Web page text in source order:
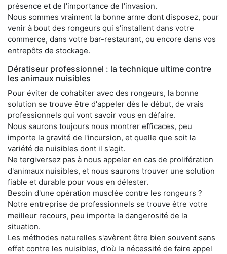
présence et de l'importance de l'invasion.
Nous sommes vraiment la bonne arme dont disposez, pour
venir à bout des rongeurs qui s'installent dans votre
commerce, dans votre bar-restaurant, ou encore dans vos
entrepôts de stockage.
Dératiseur professionnel : la technique ultime contre
les animaux nuisibles
Pour éviter de cohabiter avec des rongeurs, la bonne
solution se trouve être d'appeler dès le début, de vrais
professionnels qui vont savoir vous en défaire.
Nous saurons toujours nous montrer efficaces, peu
importe la gravité de l'incursion, et quelle que soit la
variété de nuisibles dont il s'agit.
Ne tergiversez pas à nous appeler en cas de prolifération
d'animaux nuisibles, et nous saurons trouver une solution
fiable et durable pour vous en délester.
Besoin d'une opération musclée contre les rongeurs ?
Notre entreprise de professionnels se trouve être votre
meilleur recours, peu importe la dangerosité de la
situation.
Les méthodes naturelles s'avèrent être bien souvent sans
effet contre les nuisibles, d'où la nécessité de faire appel